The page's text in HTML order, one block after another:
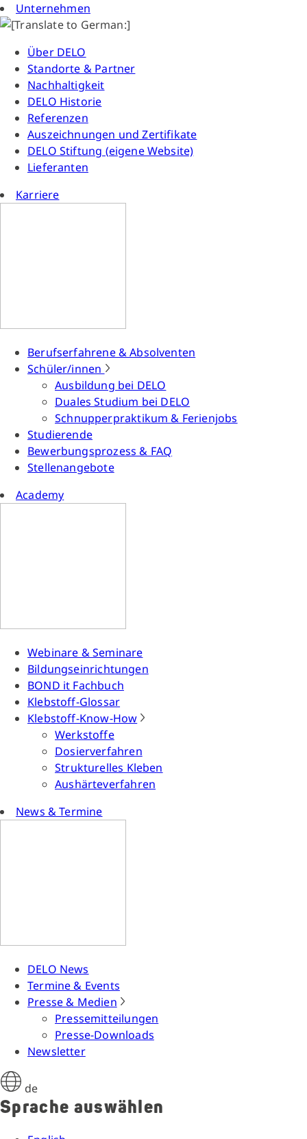
Unternehmen
Über DELO
Standorte & Partner
Nachhaltigkeit
DELO Historie
Referenzen
Auszeichnungen und Zertifikate
DELO Stiftung (eigene Website)
Lieferanten
Karriere
Berufserfahrene & Absolventen
Schüler/innen
Ausbildung bei DELO
Duales Studium bei DELO
Schnupperpraktikum & Ferienjobs
Studierende
Bewerbungsprozess & FAQ
Stellenangebote
Academy
Webinare & Seminare
Bildungseinrichtungen
BOND it Fachbuch
Klebstoff-Glossar
Klebstoff-Know-How
Werkstoffe
Dosierverfahren
Strukturelles Kleben
Aushärteverfahren
News & Termine
DELO News
Termine & Events
Presse & Medien
Pressemitteilungen
Presse-Downloads
Newsletter
de
Sprache auswählen